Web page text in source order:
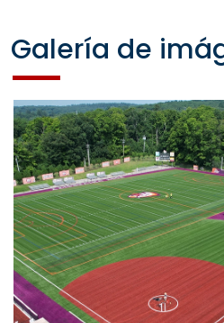
Galería de